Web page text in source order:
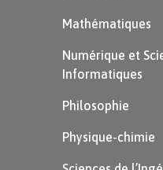
Mathématiques
Numérique et
Informatiques
Philosophie
Physique-chimie